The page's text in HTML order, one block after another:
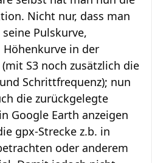
Nicht nur, dass man
Pulskurve,
Höhenkurve in der
S3 noch zusätzlich die
Schrittfrequenz); nun
die zurückgelegte
Google Earth anzeigen
gpx-Strecke z.b. in
oder anderem